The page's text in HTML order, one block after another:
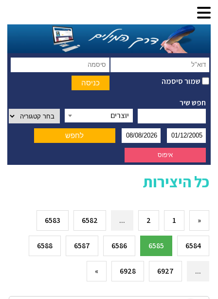
שמור סיסמה
חפש שיר
יוצרים
כל היצירות
«
1
2
...
6582
6583
6584
6585
6586
6587
6588
...
6927
6928
»